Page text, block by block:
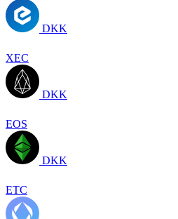
DKK
XEC
DKK
EOS
DKK
ETC